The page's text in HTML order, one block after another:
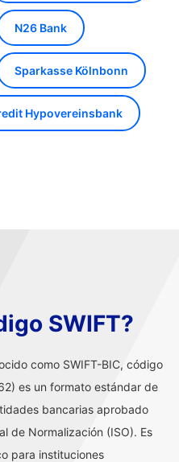
N26 Bank
Sparkasse Kölnbonn
Hypovereinsbank
SWIFT?
como SWIFT-BIC, código
es un formato estándar de
bancarias aprobado
de Normalización (ISO). Es
para instituciones